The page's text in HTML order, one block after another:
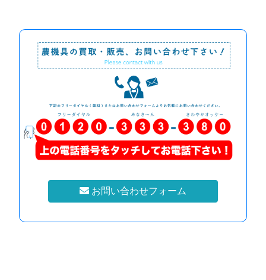
お問い合わせフォーム